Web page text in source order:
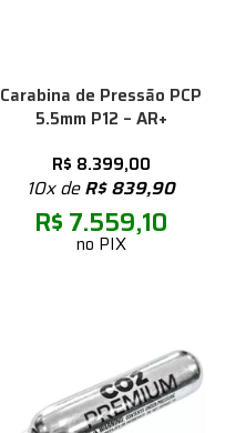
Carabina de Pressão PCP
5.5mm P12 – AR+
R$ 8.399,00
10x deR$839,90
R$ 7.559,10
no PIX